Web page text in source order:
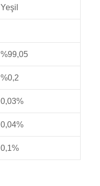
Yeşil
%99,05
%0,2
0,03%
0,04%
0,1%